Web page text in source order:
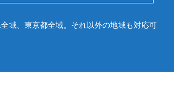
域、東京都全域。それ以外の地域も対応可